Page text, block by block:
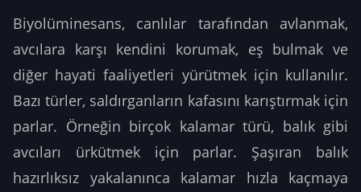
Biyolüminesans, canlılar tarafından avlanmak,
avcılara karşı kendini korumak, eş bulmak ve
diğer hayati faaliyetleri yürütmek için kullanılır.
Bazı türler, saldırganların kafasını karıştırmak için
parlar. Örneğin birçok kalamar türü, balık gibi
avcıları ürkütmek için parlar. Şaşıran balık
hazırlıksız yakalanınca kalamar hızla kaçmaya